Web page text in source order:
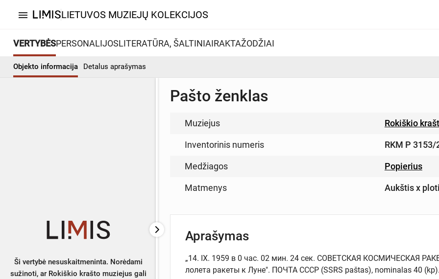
menu LIETUVOS MUZIEJŲ KOLEKCIJOS
VERTYBĖSPERSONALIJOSLITERATŪRA, ŠALTINIAIRAKTAŽODŽIAI
Objekto informacija Detalus aprašymas
Ši vertybė nesuskaitmeninta. Norėdami
sužinoti, ar Rokiškio krašto muziejus gali
Pašto ženklas
Muziejus Rokiškio
Inventorinis numeris RKM P 3153/
Medžiagos Popierius
Matmenys Aukštis x
Aprašymas
„14. IX. 1959 в 0 час. 02 мин. 24 сек. СОВЕТСКАЯ КОСМИЧЕСКАЯ
лолета ракеты к Луне". ПОЧТА СССР (SSRS paštas), nominalas 40